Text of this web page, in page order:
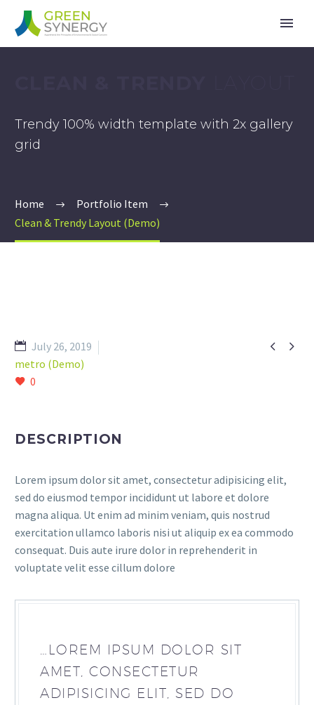
Trendy 100% width template with 2x gallery
grid
Home
Portfolio Item
Clean & Trendy Layout (Demo)
 
July 26, 2019
metro (Demo)
0
DESCRIPTION
Lorem ipsum dolor sit amet, consectetur adipisicing elit,
sed do eiusmod tempor incididunt ut labore et dolore
magna aliqua. Ut enim ad minim veniam, quis nostrud
exercitation ullamco laboris nisi ut aliquip ex ea commodo
consequat. Duis aute irure dolor in reprehenderit in
voluptate velit esse cillum dolore
…LOREM IPSUM DOLOR SIT
AMET, CONSECTETUR
ADIPISICING ELIT, SED DO